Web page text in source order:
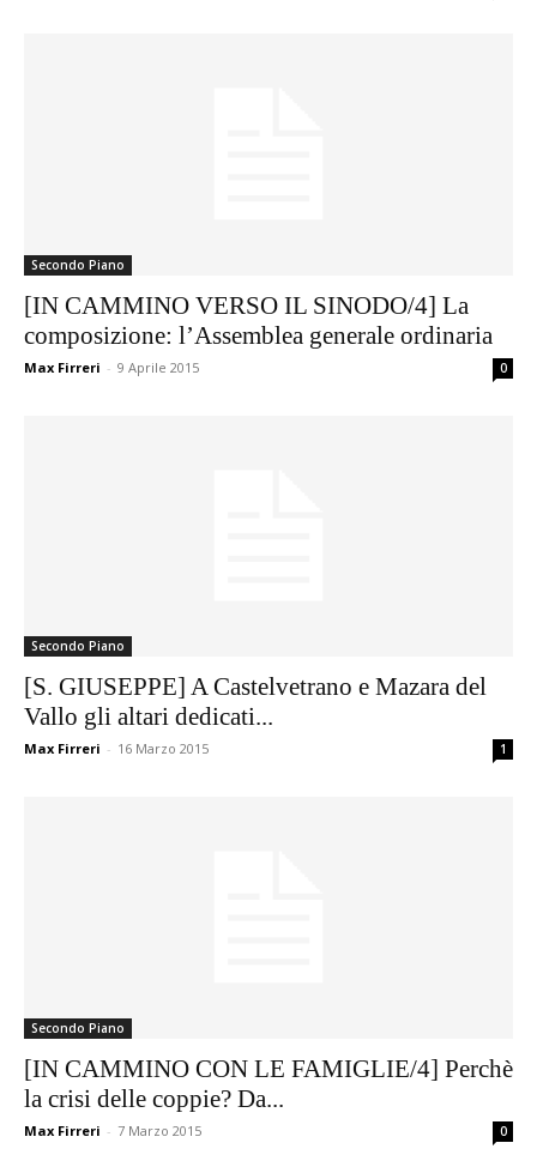
Secondo Piano
[IN CAMMINO VERSO IL SINODO/4] La
composizione: l’Assemblea generale ordinaria
Max Firreri - 9 Aprile 2015 0
Secondo Piano
[S. GIUSEPPE] A Castelvetrano e Mazara del
Vallo gli altari dedicati...
Max Firreri - 16 Marzo 2015 1
Secondo Piano
[IN CAMMINO CON LE FAMIGLIE/4] Perchè
la crisi delle coppie? Da...
Max Firreri - 7 Marzo 2015 0